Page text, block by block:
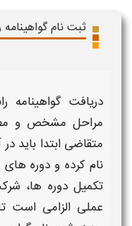
ثبت نام گواهینامه
دریافت گواهینامه
مراحل مشخص و
متقاضی ابتدا باید
نام کرده و دوره‌
تکمیل دوره‌ ها،
عملی الزامی است